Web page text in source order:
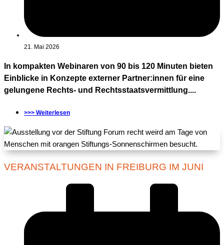
21. Mai 2026
In kompakten Webinaren von 90 bis 120 Minuten bieten
Einblicke in Konzepte externer Partner:innen für eine
gelungene Rechts- und Rechtsstaatsvermittlung....
>>> Weiterlesen
VERANSTALTUNGEN IN FREIBURG IM JUNI